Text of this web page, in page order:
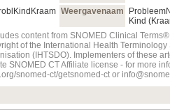
Weergavenaam
Kind
content from SNOMED Clinical
of the International Health Terminology
(IHTSDO). Implementers of these
SNOMED CT Affiliate license - for more
snomed-ct/getsnomed-ct or